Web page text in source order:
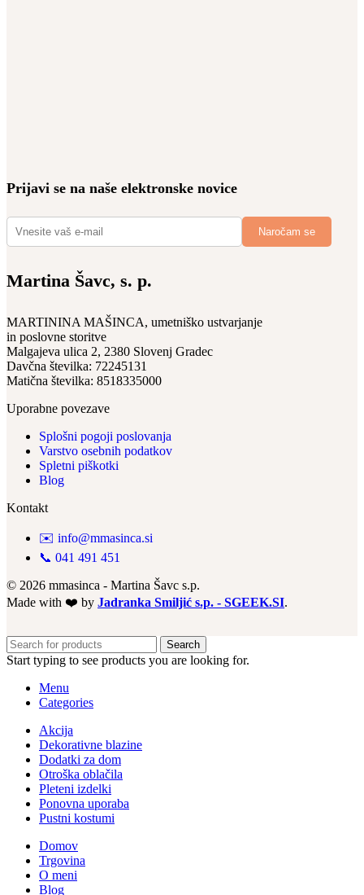
Prijavi se na naše elektronske novice
Martina Šavc, s. p.
MARTININA MAŠINCA, umetniško ustvarjanje
in poslovne storitve
Malgajeva ulica 2, 2380 Slovenj Gradec
Davčna številka: 72245131
Matična številka: 8518335000
Uporabne povezave
Splošni pogoji poslovanja
Varstvo osebnih podatkov
Spletni piškotki
Blog
Kontakt
✉️ info@mmasinca.si
📞 041 491 451
© 2026 mmasinca - Martina Šavc s.p.
Made with ❤️ by Jadranka Smiljić s.p. - SGEEK.SI.
Search
Start typing to see products you are looking for.
Menu
Categories
Akcija
Dekorativne blazine
Dodatki za dom
Otroška oblačila
Pleteni izdelki
Ponovna uporaba
Pustni kostumi
Domov
Trgovina
O meni
Blog